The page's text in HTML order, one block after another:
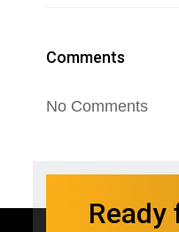
Comments
No Comments